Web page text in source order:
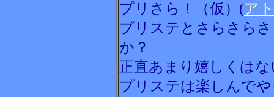
プリさら！（仮）(ア
プリステとさらさら
か？
正直あまり嬉しくは
プリステは楽しんで